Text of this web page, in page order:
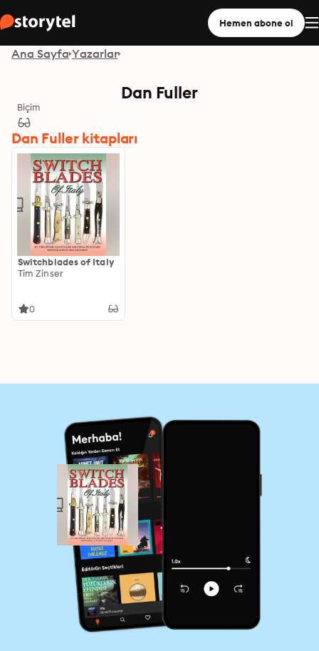
Hemen abone ol
Ana Sayfa Yazarlar
Dan Fuller
Biçim
Dan Fuller kitapları
Switchblades of Italy
Tim Zinser
0